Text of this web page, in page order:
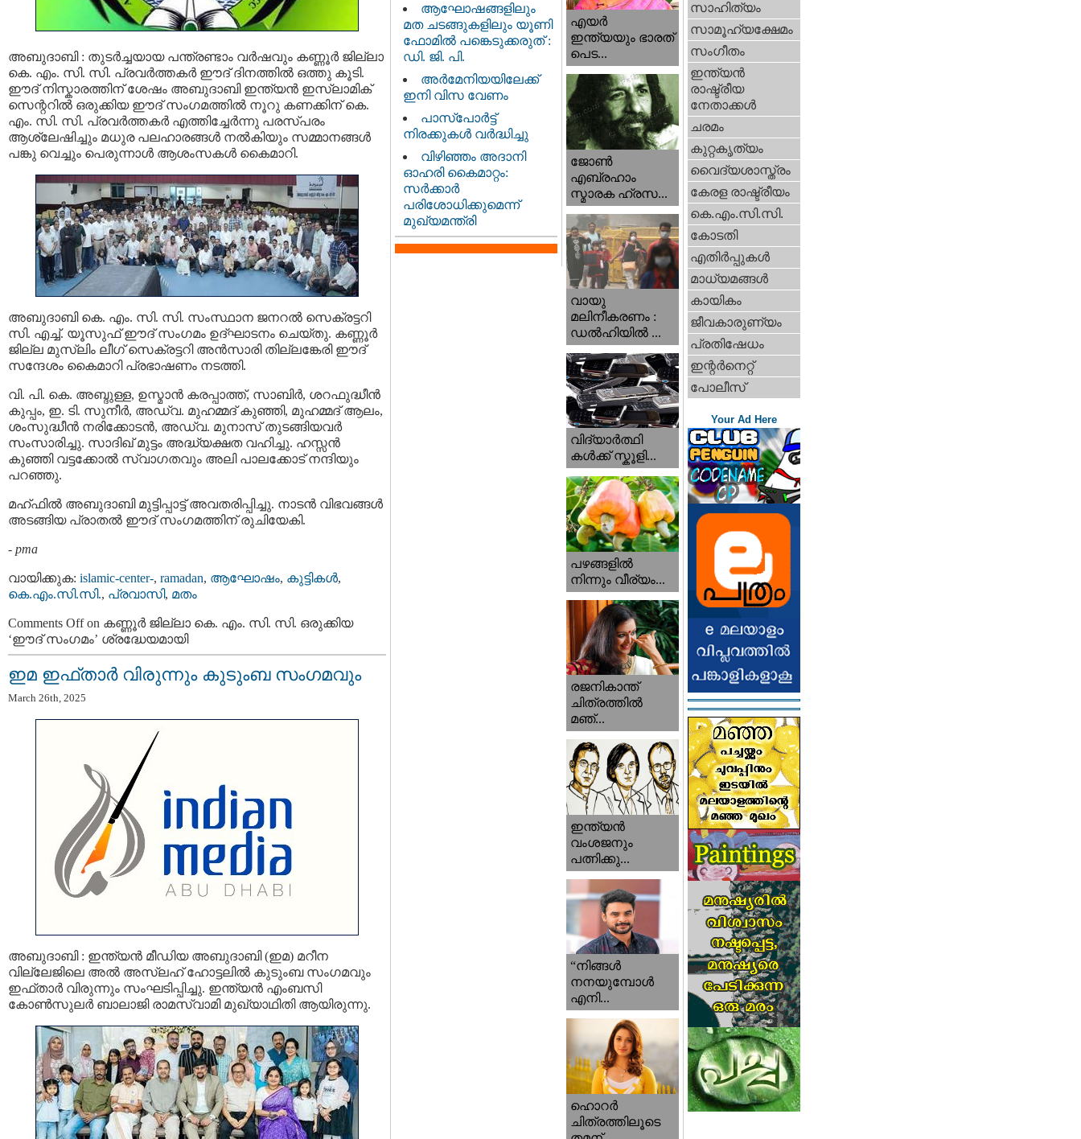
അബുദാബി : തുടർച്ചയായ പന്ത്രണ്ടാം വർഷവും കണ്ണൂർ ജില്ലാ
കെ. എം. സി. സി. പ്രവർത്തകർ ഈദ് ദിനത്തിൽ ഒത്തു കൂടി.
ഈദ് നിസ്കാരത്തിന് ശേഷം അബുദാബി ഇന്ത്യൻ ഇസ്ലാമിക്‌
സെന്ററിൽ ഒരുക്കിയ ഈദ് സംഗമത്തിൽ നൂറു കണക്കിന് കെ.
എം. സി. സി. പ്രവർത്തകർ എത്തിച്ചേർന്നു പരസ്പരം
ആശ്ലേഷിച്ചും മധുര പലഹാരങ്ങൾ നൽകിയും സമ്മാനങ്ങൾ
പങ്കു വെച്ചും പെരുന്നാൾ ആശംസകൾ കൈമാറി.
അബുദാബി കെ. എം. സി. സി. സംസ്ഥാന ജനറൽ സെക്രട്ടറി
സി. എച്ച്. യൂസുഫ് ഈദ് സംഗമം ഉദ്ഘാടനം ചെയ്തു. കണ്ണൂർ
ജില്ല മുസ്ലിം ലീഗ് സെക്രട്ടറി അൻസാരി തില്ലങ്കേരി ഈദ്
സന്ദേശം കൈമാറി പ്രഭാഷണം നടത്തി.
വി. പി. കെ. അബ്ദുള്ള, ഉസ്മാൻ കരപ്പാത്ത്, സാബിർ, ശറഫുദ്ധീൻ
കുപ്പം, ഇ. ടി. സുനീർ, അഡ്വ. മുഹമ്മദ്‌ കുഞ്ഞി, മുഹമ്മദ്‌ ആലം,
ശംസുദ്ധീൻ നരിക്കോടൻ, അഡ്വ. മു‌നാസ് തുടങ്ങിയവർ
സംസാരിച്ചു. സാദിഖ് മുട്ടം അദ്ധ്യക്ഷത വഹിച്ചു. ഹസ്സൻ
കുഞ്ഞി വട്ടക്കോൽ സ്വാഗതവും അലി പാലക്കോട് നന്ദിയും
പറഞ്ഞു.
മഹ്ഫിൽ അബുദാബി മുട്ടിപ്പാട്ട് അവതരിപ്പിച്ചു. നാടൻ വിഭവങ്ങൾ
അടങ്ങിയ പ്രാതൽ ഈദ് സംഗമത്തിന് രുചിയേകി.
- pma
വായിക്കുക: islamic-center-, ramadan, ആഘോഷം, കുട്ടികള്‍,
കെ.എം.സി.സി., പ്രവാസി, മതം
Comments Offon കണ്ണൂർ ജില്ലാ കെ. എം. സി. സി. ഒരുക്കിയ
‘ഈദ് സംഗമം’ ശ്രദ്ധേയമായി
ഇമ ഇഫ്‌താർ വിരുന്നും കുടുംബ സംഗമവും
March 26th, 2025
അബുദാബി : ഇന്ത്യൻ മീഡിയ അബുദാബി (ഇമ) മറീന
വില്ലേജിലെ അൽ അസ്ലഹ് ഹോട്ടലിൽ കുടുംബ സംഗമവും
ഇഫ്‌താർ വിരുന്നും സംഘടിപ്പിച്ചു. ഇന്ത്യൻ എംബസി
കോൺസുലർ ബാലാജി രാമസ്വാമി മുഖ്യാഥിതി ആയിരുന്നു.
ആഘോഷങ്ങളിലും
മത ചടങ്ങുകളിലും യൂണി
ഫോമിൽ പങ്കെടുക്കരുത് :
ഡി. ജി. പി.
അർമേനിയയിലേക്ക്
ഇനി വിസ വേണം
പാസ്‌പോർട്ട്
നിരക്കുകൾ വർദ്ധിച്ചു
വിഴിഞ്ഞം അദാനി
ഓഹരി കൈമാറ്റം:
സർക്കാർ
പരിശോധിക്കുമെന്ന്
മുഖ്യമന്ത്രി
എയര്‍
ഇന്ത്യയും ഭാരത്
പെട...
ജോണ്‍
എബ്രഹാം
സ്മാരക ഹ്രസ...
വായു
മലിനീകരണം :
ഡൽഹിയിൽ ...
വിദ്യാർത്ഥി
കൾക്ക് സ്കൂളി...
പഴങ്ങളില്‍
നിന്നും വീര്യം...
രജനികാന്ത്
ചിത്രത്തിൽ
മഞ്...
ഇന്ത്യൻ
വംശജനും
പത്നിക്കു...
“നിങ്ങള്‍
നനയുമ്പോള്‍
എനി...
ഹൊറര്‍
ചിത്രത്തിലൂടെ
സാഹിത്യം
സാമൂഹ്യക്ഷേമം
സംഗീതം
ഇന്ത്യന്‍
രാഷ്ട്രീയ
നേതാക്കള്‍
ചരമം
കുറ്റകൃത്യം
വൈദ്യശാസ്ത്രം
കേരള രാഷ്ട്രീയം
കെ.എം.സി.സി.
കോടതി
എതിര്‍പ്പുകള്‍
മാധ്യമങ്ങള്‍
കായികം
ജീവകാരുണ്യം
പ്രതിഷേധം
ഇന്റര്‍നെറ്റ്‌
പോലീസ്
Your Ad Here